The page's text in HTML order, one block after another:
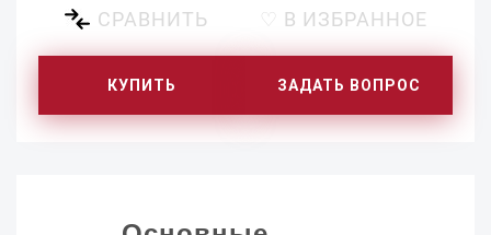
СРАВНИТЬ ♡ В ИЗБРАННОЕ
КУПИТЬ ЗАДАТЬ ВОПРОС